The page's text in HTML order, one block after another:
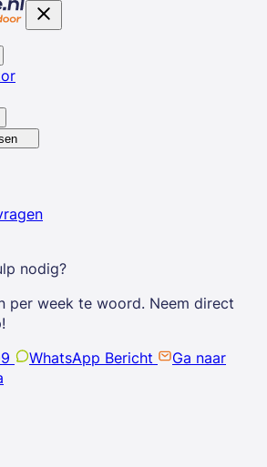
nodig?
per week te woord. Neem direct
WhatsApp Bericht
Ga naar